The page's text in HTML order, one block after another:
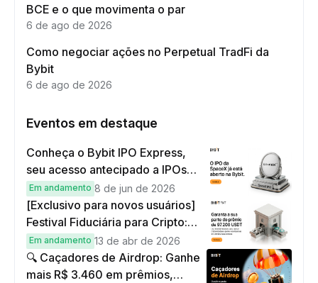
BCE e o que movimenta o par
6 de ago de 2026
Como negociar ações no Perpetual TradFi da
Bybit
6 de ago de 2026
Eventos em destaque
Conheça o Bybit IPO Express,
seu acesso antecipado a IPOs
globais
Em andamento 8 de jun de 2026
[Exclusivo para novos usuários]
Festival Fiduciária para Cripto:
complete tarefas simples e
ganhe sua parte de 97.200 USDT!
Em andamento 13 de abr de 2026
🔍 Caçadores de Airdrop: Ganhe
mais R$ 3.460 em prêmios,